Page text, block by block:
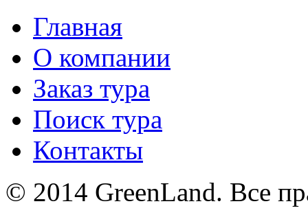
Главная
О компании
Заказ тура
Поиск тура
Контакты
© 2014 GreenLand. Все